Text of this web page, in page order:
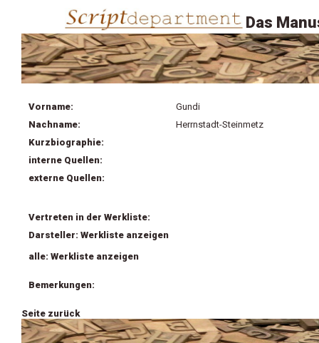
Das
Vorname:
Gundi
Nachname:
Herrnstadt-Steinmetz
Kurzbiographie:
interne Quellen:
externe Quellen:
Vertreten in der Werkliste:
Darsteller: Werkliste anzeigen
alle: Werkliste anzeigen
Bemerkungen:
Seite zurück